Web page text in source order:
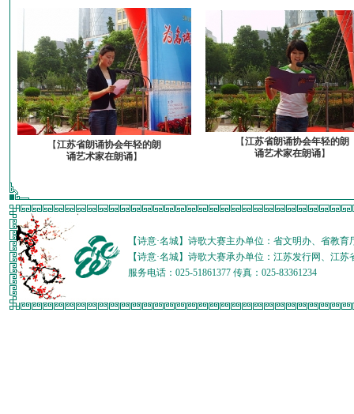
【江苏省朗诵协会年轻的朗
诵艺术家在朗诵】
【江苏省朗诵协会年轻的朗
诵艺术家在朗诵】
【诗意·名城】诗歌大赛主办单位：省文明办、省教
【诗意·名城】诗歌大赛承办单位：江苏发行网、江
服务电话：025-51861377 传真：025-83361234